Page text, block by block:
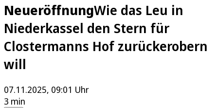
NeueröffnungWie das Leu in
Niederkassel den Stern für
Clostermanns Hof zurückerobern
will
07.11.2025, 09:01 Uhr
3 min